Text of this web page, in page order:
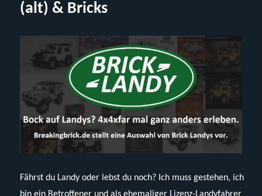
(alt) & Bricks
Fährst du Landy oder lebst du noch? Ich muss gestehen, ich